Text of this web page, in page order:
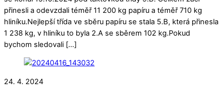
přinesli a odevzdali téměř 11 200 kg papíru a téměř 710 kg
hliníku.Nejlepší třída ve sběru papíru se stala 5.B, která přinesla
1 238 kg, v hliníku to byla 2.A se sběrem 102 kg.Pokud
bychom sledovali […]
24. 4. 2024